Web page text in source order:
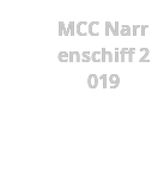
MCC Narr
enschiff 2
019